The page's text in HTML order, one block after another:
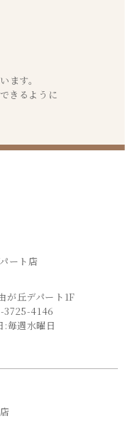
ます。
きるように
ート店
が丘デパート1F
3725-4146
毎週水曜日